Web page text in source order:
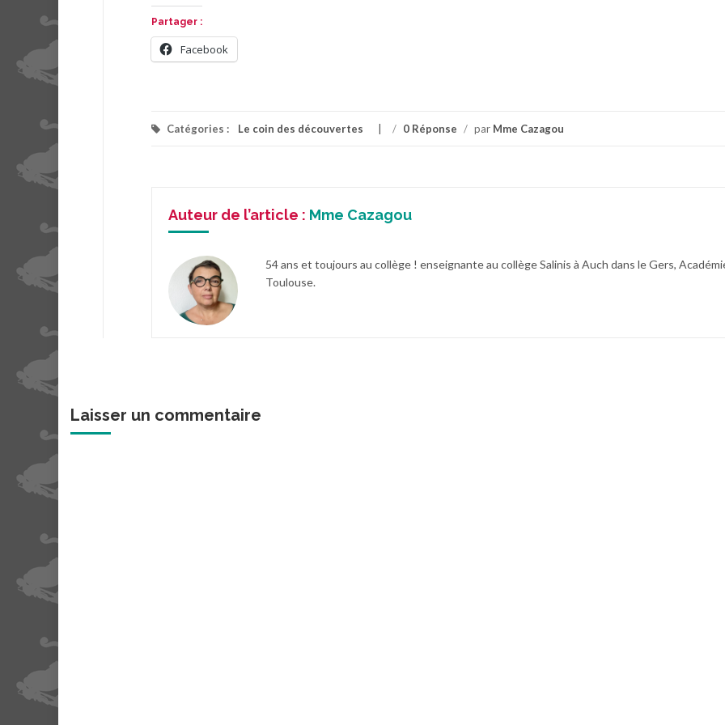
Partager :
Facebook
Catégories : Le coin des découvertes / 0 Réponse / par Mme Cazagou
Auteur de l’article : Mme Cazagou
54 ans et toujours au collège ! enseignante au collège Salinis à Auch dans le Gers,
Toulouse.
Laisser un commentaire